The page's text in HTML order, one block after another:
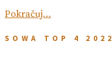
Pokračuj…
SOWA TOP 4 2022